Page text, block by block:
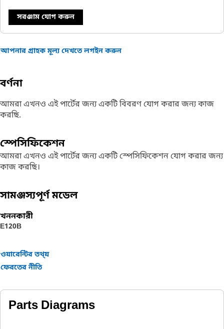
সরঞ্জাম যোগ করুন
আপনার গ্রাহক মূল্য দেখতে লগইন করুন
বর্ণনা
আমরা এখনও এই পার্টের জন্য একটি বিবরণ যোগ করার জন্য কাজ
করছি.
স্পেসিফিকেশন
আমরা এখনও এই পার্টের জন্য একটি স্পেসিফিকেশন যোগ করার জন্য
কাজ করছি।
সামঞ্জস্যপূর্ণ মডেল
খননকারী
E120B
ওয়ারেন্টির তথ্য়
ফেরতের নীতি
Parts Diagrams